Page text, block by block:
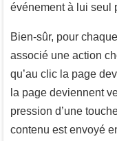
événement à lui seul
Bien-sûr, pour
associé une action
qu’au clic la page
la page deviennent
pression d’une
contenu est envoyé